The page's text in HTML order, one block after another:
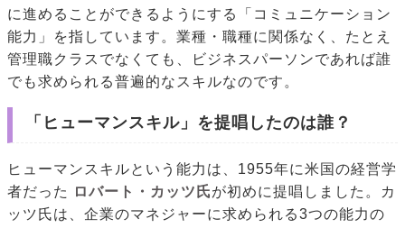
に進めることができるようにする「コミュニケーション
能力」を指しています。業種・職種に関係なく、たとえ
管理職クラスでなくても、ビジネスパーソンであれば誰
でも求められる普遍的なスキルなのです。
「ヒューマンスキル」を提唱したのは誰？
ヒューマンスキルという能力は、1955年に米国の経営学
者だった
ロバート・カッツ氏が初めに提唱しました。カ
ッツ氏は、企業のマネジャーに求められる3つの能力の